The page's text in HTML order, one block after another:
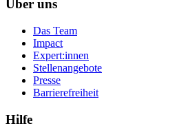
Über uns
Das Team
Impact
Expert:innen
Stellenangebote
Presse
Barrierefreiheit
Hilfe